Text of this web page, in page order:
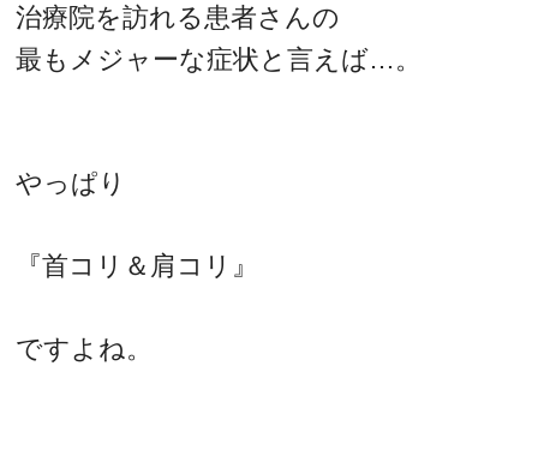
治療院を訪れる患者さんの
最もメジャーな症状と言えば…。
やっぱり
『首コリ＆肩コリ』
ですよね。